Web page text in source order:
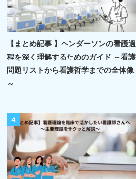
【まとめ記事 】ヘンダーソンの看護過
程を深く理解するためのガイド ～看護
問題リストから看護哲学までの全体像
～
4